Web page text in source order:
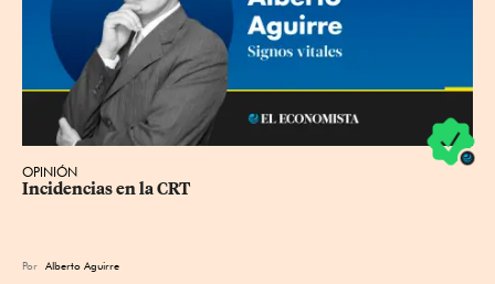
OPINIÓN
Incidencias en la CRT
Por Alberto Aguirre